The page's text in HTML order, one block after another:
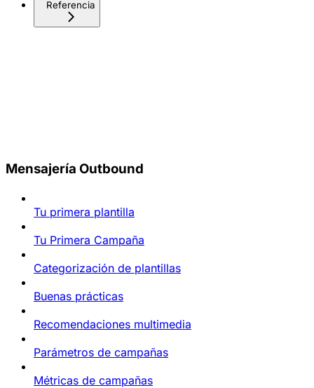
Referencia
Mensajería Outbound
Tu primera plantilla
Tu Primera Campaña
Categorización de plantillas
Buenas prácticas
Recomendaciones multimedia
Parámetros de campañas
Métricas de campañas